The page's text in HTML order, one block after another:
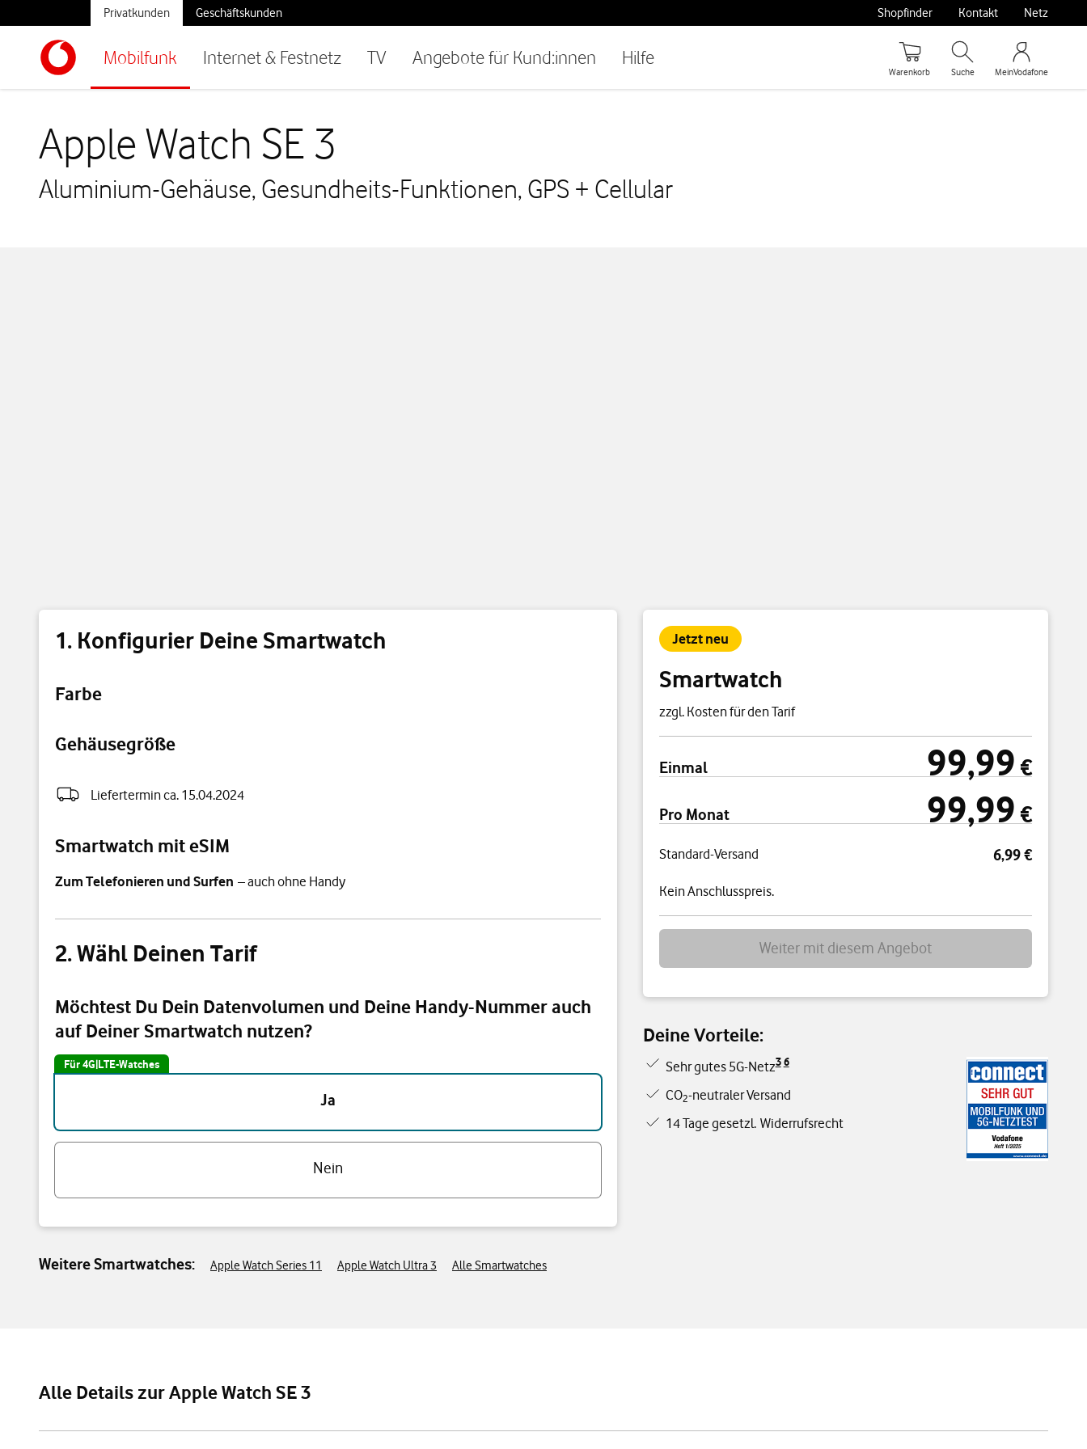
Mobilfunk Internet & Festnetz TV Angebote für Kund:innen Hilfe
Privatkunden Geschäftskunden Shopfinder Kontakt Netz
Warenkorb Suche MeinVodafone
Apple Watch SE 3
Aluminium-Gehäuse, Gesundheits-Funktionen, GPS + Cellular
Konfigurier Deine Smartwatch
Farbe
Gehäusegröße
Liefertermin ca. 15.04.2024
Smartwatch mit eSIM
Zum Telefonieren und Surfen – auch ohne Handy
Wähl Deinen Tarif
Möchtest Du Dein Datenvolumen und Deine Handy-Nummer auch
auf Deiner Smartwatch nutzen?
Für 4G|LTE-Watches
Ja
Nein
Jetzt neu
Smartwatch
zzgl. Kosten für den Tarif
Preisübersicht
Einmal 99,99 € einmal
99,99 €
Pro Monat 99,99 € pro Monat
99,99 €
Standard-Versand 6,99 €
Kein Anschlusspreis.
Weiter mit diesem Angebot
Deine Vorteile:
Sehr gutes 5G-Netz3 6
CO2-neutraler Versand
14 Tage gesetzl. Widerrufsrecht
Weitere Smartwatches: Apple Watch Series 11 Apple Watch Ultra 3 Alle Smartwatches
Alle Details zur Apple Watch SE 3